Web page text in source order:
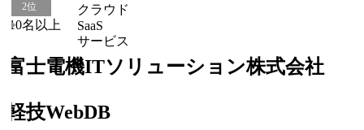
名以上
クラウド
SaaS
サービス
位
士電機ITソリューション株式会社
技WebDB